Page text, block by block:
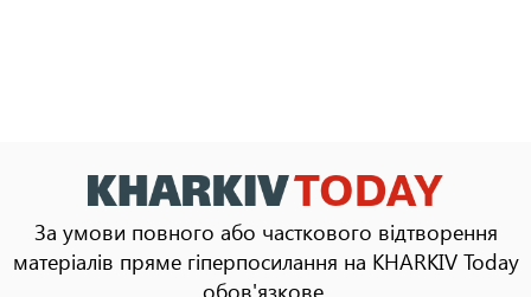
За умови повного або часткового відтворення
матеріалів пряме гіперпосилання на KHARKIV Today
обов'язкове.